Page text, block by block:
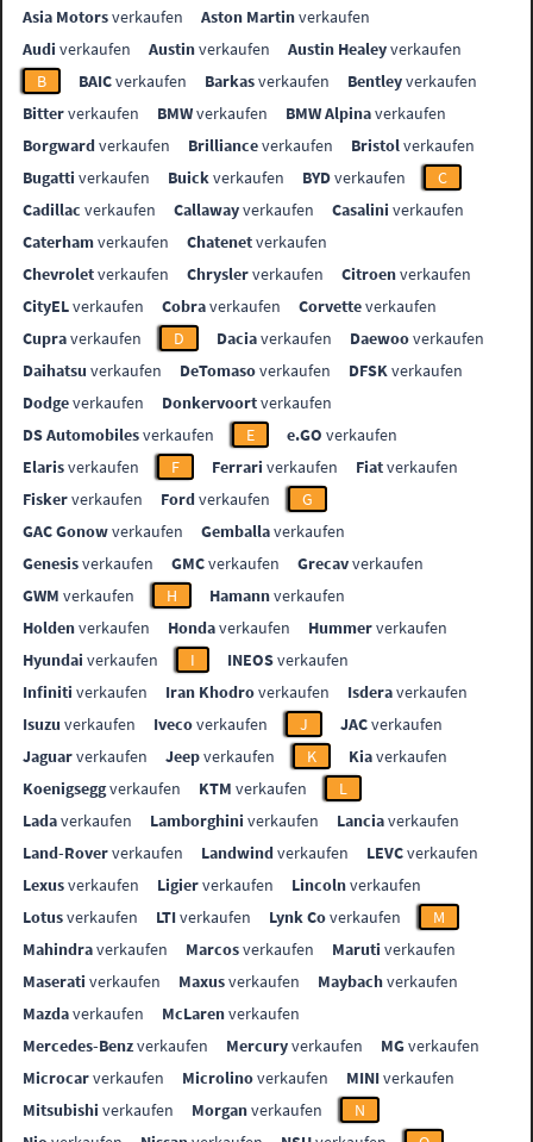
Asia Motorsverkaufen Aston Martinverkaufen
Audi verkaufen Austinverkaufen Austin Healeyverkaufen
B
BAICverkaufen Barkasverkaufen Bentleyverkaufen
Bitterverkaufen BMWverkaufen BMW Alpinaverkaufen
Borgwardverkaufen Brillianceverkaufen Bristolverkaufen
Bugatti verkaufen Buickverkaufen BYDverkaufen
C
Cadillac verkaufen Callawayverkaufen Casalini verkaufen
Caterhamverkaufen Chatenetverkaufen
Chevroletverkaufen Chryslerverkaufen Citroenverkaufen
CityELverkaufen Cobraverkaufen Corvetteverkaufen
Cupraverkaufen D Daciaverkaufen Daewooverkaufen
Daihatsu verkaufen DeTomasoverkaufen DFSKverkaufen
Dodgeverkaufen Donkervoortverkaufen
DS Automobilesverkaufen E e.GO verkaufen
Elarisverkaufen F Ferrari verkaufen Fiatverkaufen
Fiskerverkaufen Fordverkaufen
G
GAC Gonowverkaufen Gemballaverkaufen
Genesisverkaufen GMCverkaufen Grecavverkaufen
GWM verkaufen H Hamannverkaufen
Holdenverkaufen Hondaverkaufen Hummerverkaufen
Hyundai verkaufen I INEOSverkaufen
Infiniti verkaufen Iran Khodroverkaufen Isderaverkaufen
Isuzu verkaufen Ivecoverkaufen J JACverkaufen
Jaguarverkaufen Jeepverkaufen K Kiaverkaufen
Koenigseggverkaufen KTM verkaufen
L
Ladaverkaufen Lamborghini verkaufen Lanciaverkaufen
Land-Roververkaufen Landwindverkaufen LEVCverkaufen
Lexusverkaufen Ligierverkaufen Lincolnverkaufen
Lotusverkaufen LTIverkaufen Lynk Coverkaufen
M
Mahindraverkaufen Marcosverkaufen Maruti verkaufen
Maserati verkaufen Maxusverkaufen Maybachverkaufen
Mazdaverkaufen McLarenverkaufen
Mercedes-Benzverkaufen Mercuryverkaufen MGverkaufen
Microcarverkaufen Microlinoverkaufen MINIverkaufen
Mitsubishi verkaufen Morganverkaufen
N